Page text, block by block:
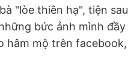
"lòe thiên hạ", tiện sau
bức ảnh mình đầy
hâm mộ trên facebook,